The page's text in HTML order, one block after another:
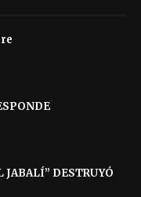
JABALÍ” DESTRUYÓ